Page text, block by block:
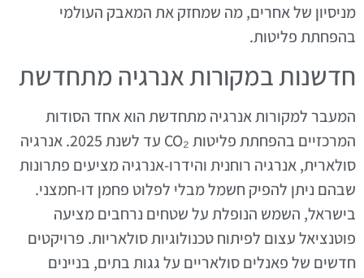
מניסיון של אחרים, מה שמחזק את המאבק העולמי
בהפחתת פליטות.
חדשנות במקורות אנרגיה מתחדשת
המעבר למקורות אנרגיה מתחדשת הוא אחד הסודות
המרכזיים בהפחתת פליטות CO₂ עד לשנת 2025. אנרגיה
סולארית, אנרגיה רוחנית והידרו-אנרגיה מציעים פתרונות
שבהם ניתן להפיק חשמל מבלי לפלוט פחמן דו-חמצני.
בישראל, השמש הנופלת על שטחים נרחבים מציעה
פוטנציאל עצום לפיתוח טכנולוגיות סולאריות. פרויקטים
חדשים של פאנלים סולאריים על גגות בתים, בניינים